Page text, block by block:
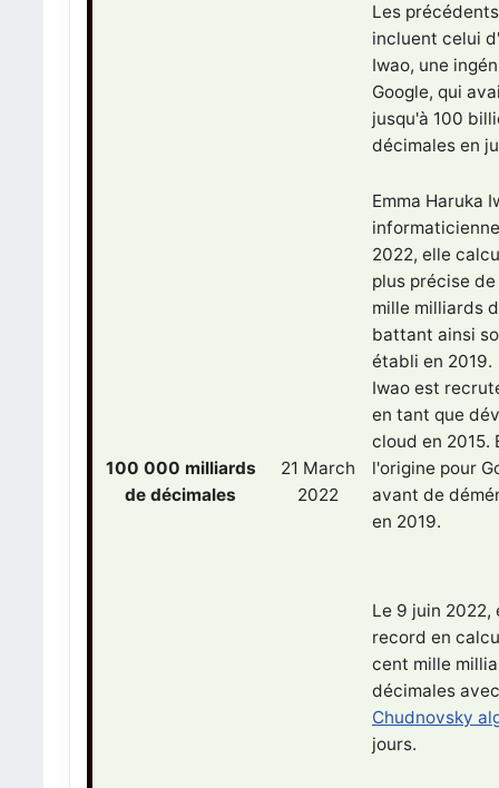
Les
incluent celui
Iwao, une
Google, qui
jusqu'à 100
décimales en
100 000 milliards
de décimales
21 March
2022
Emma Haruka
2022, elle
plus précise
mille milliards
battant ainsi
établi en 2019.
Iwao est
en tant que
cloud en 2015.
l'origine pour
avant de
en 2019.
Le 9 juin 2022,
record en
cent mille
décimales
Chudnovsky
jours.